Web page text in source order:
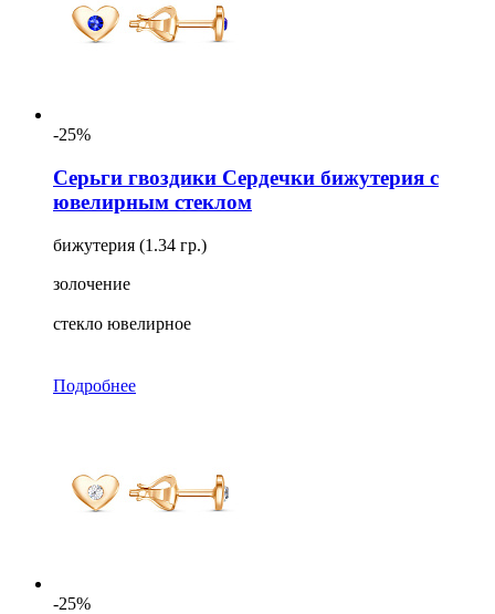
-25%
Серьги гвоздики Сердечки бижутерия с
ювелирным стеклом
бижутерия (1.34 гр.)
золочение
стекло ювелирное
Подробнее
-25%